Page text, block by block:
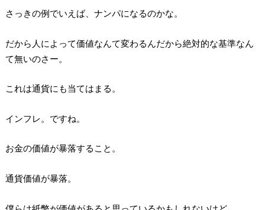
さっきの例でいえば、ナンパになるのかな。
だから人によって価値なんて変わるんだから絶対的な基準なん
て無いのさー。
これは通貨にも当てはまる。
インフレ。ですね。
お金の価値が暴落すること。
通貨価値が暴落。